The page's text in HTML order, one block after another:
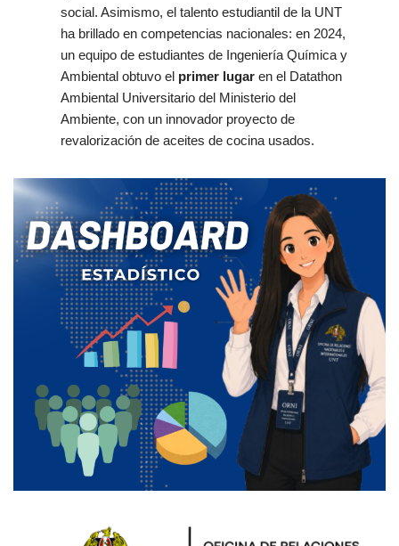
social. Asimismo, el talento estudiantil de la UNT
ha brillado en competencias nacionales: en 2024,
un equipo de estudiantes de Ingeniería Química y
Ambiental obtuvo el primer lugar en el Datathon
Ambiental Universitario del Ministerio del
Ambiente, con un innovador proyecto de
revalorización de aceites de cocina usados.